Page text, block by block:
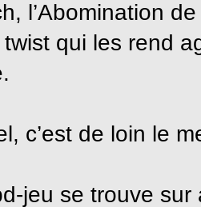
l’Abomination
qui les rend
c’est de loin le
jeu se trouve sur